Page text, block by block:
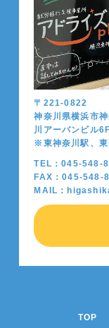
〒221-0822
神奈川県横浜市
川アーバンビル6F
※東神奈川駅、
TEL：045-548-
FAX：045-548-
MAIL：
TOP